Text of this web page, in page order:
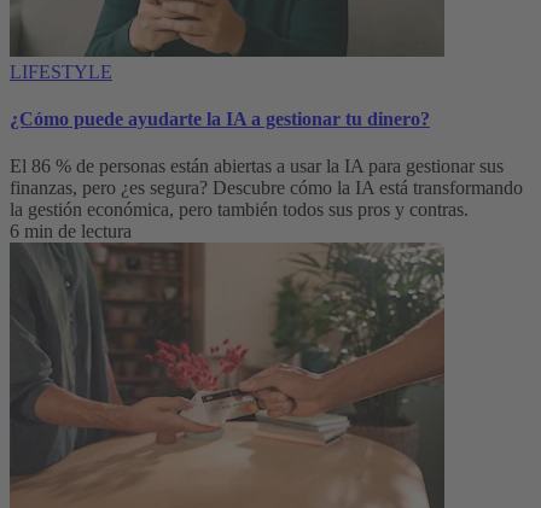
LIFESTYLE
¿Cómo puede ayudarte la IA a gestionar tu dinero?
El 86 % de personas están abiertas a usar la IA para gestionar sus
finanzas, pero ¿es segura? Descubre cómo la IA está transformando
la gestión económica, pero también todos sus pros y contras.
6 min de lectura